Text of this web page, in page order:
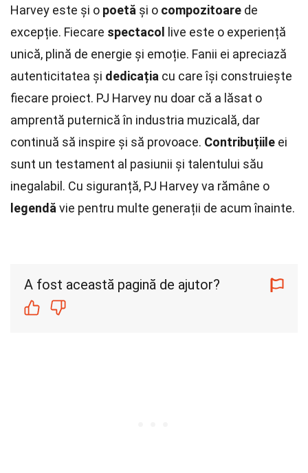
Harvey este și o poetă și o compozitoare de
excepție. Fiecare spectacol
live este o experiență
unică, plină de energie și emoție. Fanii ei apreciază
autenticitatea și dedicația cu care își construiește
fiecare proiect. PJ Harvey nu doar că a lăsat o
amprentă puternică în industria muzicală, dar
continuă să inspire și să provoace. Contribuțiile ei
sunt un testament al pasiunii și talentului său
inegalabil. Cu siguranță, PJ Harvey va rămâne o
legendă vie pentru multe generații de acum înainte.
A fost această pagină de ajutor?